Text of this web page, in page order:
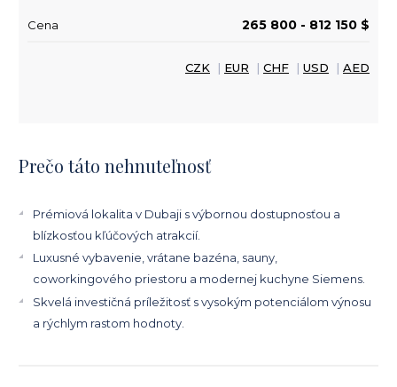
Prečo táto nehnuteľnosť
Prémiová lokalita v Dubaji s výbornou dostupnosťou a
blízkosťou kľúčových atrakcií.
Luxusné vybavenie, vrátane bazéna, sauny,
coworkingového priestoru a modernej kuchyne Siemens.
Skvelá investičná príležitosť s vysokým potenciálom výnosu
a rýchlym rastom hodnoty.
Cena 265 800 - 812 150 $
CZK | EUR | CHF | USD | AED